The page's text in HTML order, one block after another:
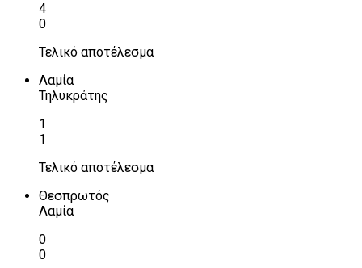
4
0
Τελικό αποτέλεσμα
Λαμία
Τηλυκράτης
1
1
Τελικό αποτέλεσμα
Θεσπρωτός
Λαμία
0
0